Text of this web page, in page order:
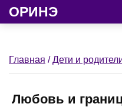
ОРИНЭ
Главная /Дети и
Любовь и